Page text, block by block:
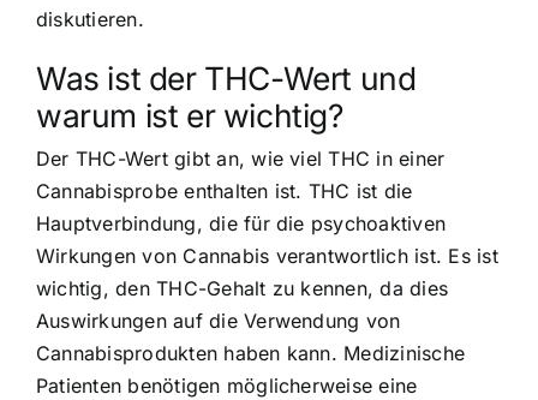
diskutieren.
Was ist der THC-Wert und
warum ist er wichtig?
Der THC-Wert gibt an, wie viel THC in einer
Cannabisprobe enthalten ist. THC ist die
Hauptverbindung, die für die psychoaktiven
Wirkungen von Cannabis verantwortlich ist. Es ist
wichtig, den THC-Gehalt zu kennen, da dies
Auswirkungen auf die Verwendung von
Cannabisprodukten haben kann. Medizinische
Patienten benötigen möglicherweise eine